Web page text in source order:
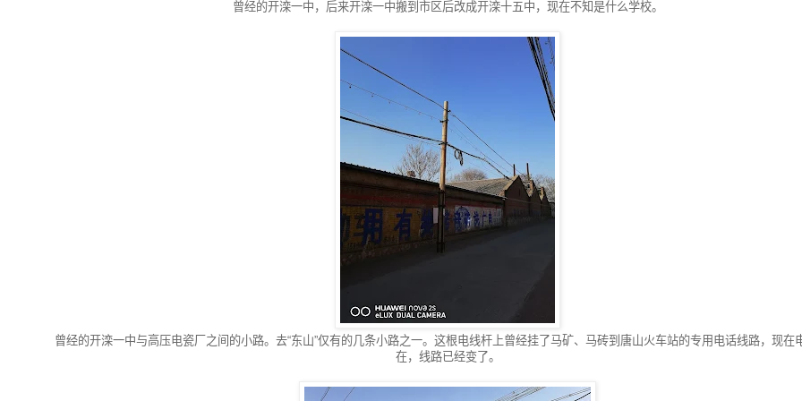
曾经的开滦一中，后来开滦一中搬到市区后改成开滦十五中，现在不知是什么学校。
曾经的开滦一中与高压电瓷厂之间的小路。去“东山”仅有的几条小路之一。这根电线杆上曾经挂了马矿、马砖到唐山火车站的专用电话线路，现在
在，线路已经变了。